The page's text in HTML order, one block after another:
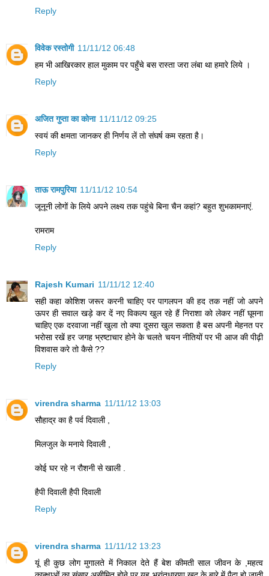
Reply
विवेक रस्तोगी 11/11/12 06:48
हम भी आखिरकार हाल मुकाम पर पहुँचे बस रास्ता जरा लंबा था हमारे लिये ।
Reply
अजित गुप्ता का कोना 11/11/12 09:25
स्‍वयं की क्षमता जानकर ही निर्णय लें तो संघर्ष कम रहता है।
Reply
ताऊ रामपुरिया 11/11/12 10:54
जूनूनी लोगों के लिये अपने लक्ष्य तक पहुंचे बिना चैन कहां? बहुत शुभकामनाएं.
रामराम
Reply
Rajesh Kumari 11/11/12 12:40
सही कहा कोशिश जरूर करनी चाहिए पर पागलपन की हद तक नहीं जो अपने
ऊपर ही सवाल खड़े कर दें नए विकल्प खुल रहे हैं निराशा को लेकर नहीं घूमना
चाहिए एक दरवाजा नहीं खुला तो क्या दूसरा खुल सकता है बस अपनी मेहनत पर
भरोसा रखें हर जगह भ्रष्टाचार होने के चलते चयन नीतियों पर भी आज की पीढ़ी
विशवास करे तो कैसे ??
Reply
virendra sharma 11/11/12 13:03
सौहाद्र का है पर्व दिवाली ,
मिलजुल के मनाये दिवाली ,
कोई घर रहे न रौशनी से खाली .
हैपी दिवाली हैपी दिवाली
Reply
virendra sharma 11/11/12 13:23
यूं ही कुछ लोग मुगालते में निकाल देते हैं बेश कीमती साल जीवन के ,महत्व